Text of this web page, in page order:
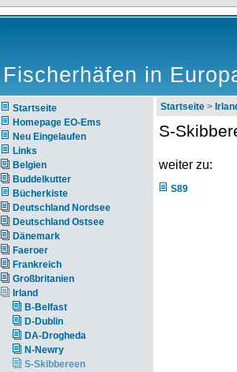
Fischerhäfen in
Startseite
Homepage EO-Ems
Neu Eingelaufen
Links
Belgien
Buddelkutter
Bücherkiste
Deutschland Nordsee
Deutschland Ostsee
Dänemark
Faeroer
Frankreich
Großbritanien
Irland
B-Belfast
D-Dublin
DA-Drogheda
N-Newry
S-Skibbereen
Startseite >
S-
weiter zu:
S89